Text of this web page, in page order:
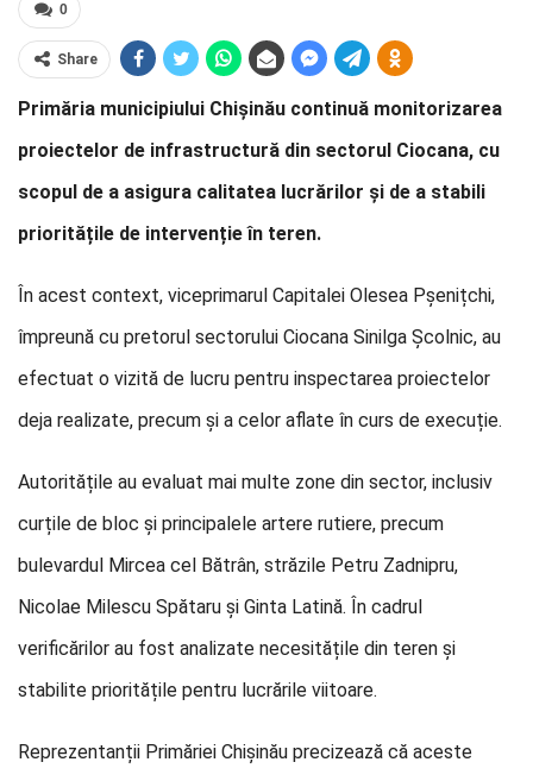
0
Share
Primăria municipiului Chișinău continuă monitorizarea
proiectelor de infrastructură din sectorul Ciocana, cu
scopul de a asigura calitatea lucrărilor și de a stabili
prioritățile de intervenție în teren.
În acest context, viceprimarul Capitalei Olesea Pșenițchi,
împreună cu pretorul sectorului Ciocana Sinilga Școlnic, au
efectuat o vizită de lucru pentru inspectarea proiectelor
deja realizate, precum și a celor aflate în curs de execuție.
Autoritățile au evaluat mai multe zone din sector, inclusiv
curțile de bloc și principalele artere rutiere, precum
bulevardul Mircea cel Bătrân, străzile Petru Zadnipru,
Nicolae Milescu Spătaru și Ginta Latină. În cadrul
verificărilor au fost analizate necesitățile din teren și
stabilite prioritățile pentru lucrările viitoare.
Reprezentanții Primăriei Chișinău precizează că aceste